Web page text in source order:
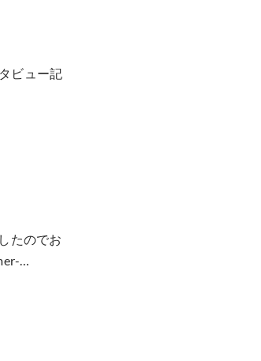
ビュー記
たのでお